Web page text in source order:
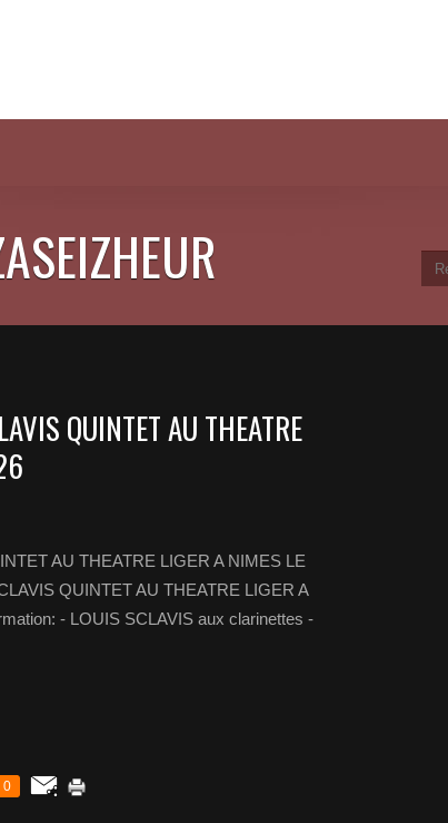
QUINTET AU THEATRE
AU THEATRE LIGER A NIMES LE
QUINTET AU THEATRE LIGER A
- LOUIS SCLAVIS aux clarinettes -
0